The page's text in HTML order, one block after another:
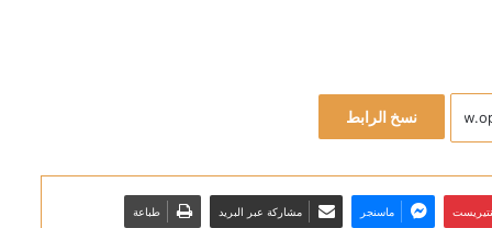
نسخ الرابط
ماسنجر مشاركة عبر البريد طباعة